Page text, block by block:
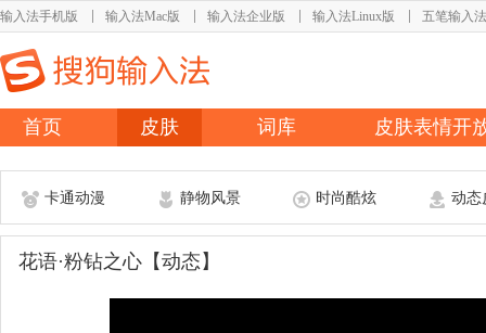
输入法手机版 输入法Mac版 输入法企业版 输入法Linux版 五笔输入法
首页 皮肤 词库 皮肤表情开
卡通动漫 静物风景 时尚酷炫 动态
花语·粉钻之心【动态】